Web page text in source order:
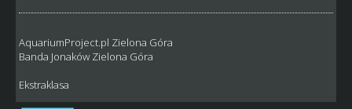
AquariumProject.pl Zielona Góra
Banda Jonaków Zielona Góra
Ekstraklasa